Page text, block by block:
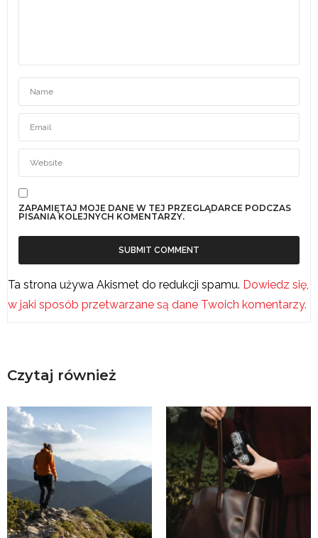
ZAPAMIĘTAJ MOJE DANE W TEJ PRZEGLĄDARCE PODCZAS
PISANIA KOLEJNYCH KOMENTARZY.
Ta strona używa Akismet do redukcji spamu. Dowiedz się,
w jaki sposób przetwarzane są dane Twoich komentarzy.
Czytaj również